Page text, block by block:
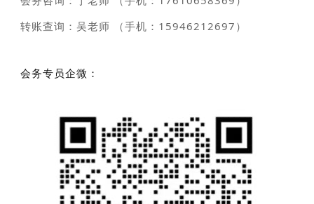
转账查询：吴老师 （手机：15946212697）
会务专员企微：